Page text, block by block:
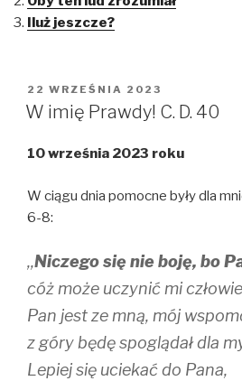
r
e
i
t
t
e
O
n
s
w
w
i
n
d
o
)
r
e
c
e
b
o
(
e
n
e
w
w
i
d
w
r
m
b
l
r
p
s
i
w
i
n
d
w
Iluż jeszcze?
OPUBLIKOWANE
W
22 WRZEŚNIA 2023
W imię Prawdy! C. D. 40
10 września 2023 roku
W ciągu dnia pomocne były dla
6-8:
,,Niczego się nie boję, bo
cóż może uczynić mi
Pan jest ze mną, mój
z góry będę spoglądał dla
Lepiej się uciekać do Pana,